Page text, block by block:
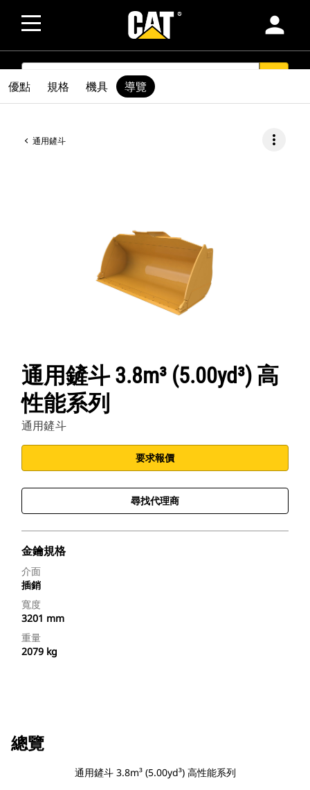
person
SEARCH
通用鏟斗 more_vert
通用鏟斗 3.8m³ (5.00yd³) 高
性能系列
通用鏟斗
要求報價
尋找代理商
金鑰規格
介面
插銷
寬度
3201 mm
重量
2079 kg
優點 規格 機具 導覽
總覽
通用鏟斗 3.8m³ (5.00yd³) 高性能系列